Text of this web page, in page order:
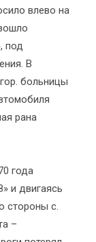
влево на
под
В
больницы
рана
года
и двигаясь
стороны с.
–